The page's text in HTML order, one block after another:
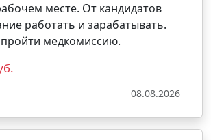
месте. От кандидатов
работать и зарабатывать.
медкомиссию.
08.08.2026